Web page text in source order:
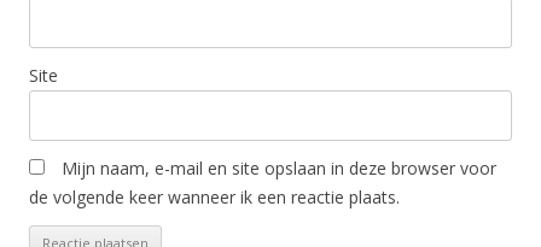
Site
Mijn naam, e-mail en site opslaan in deze browser voor
de volgende keer wanneer ik een reactie plaats.